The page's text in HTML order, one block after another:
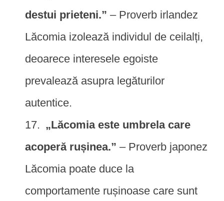
destui prieteni.” – Proverb irlandez
Lăcomia izolează individul de ceilalți,
deoarece interesele egoiste
prevalează asupra legăturilor
autentice.
„Lăcomia este umbrela care
acoperă rușinea.” – Proverb japonez
Lăcomia poate duce la
comportamente rușinoase care sunt